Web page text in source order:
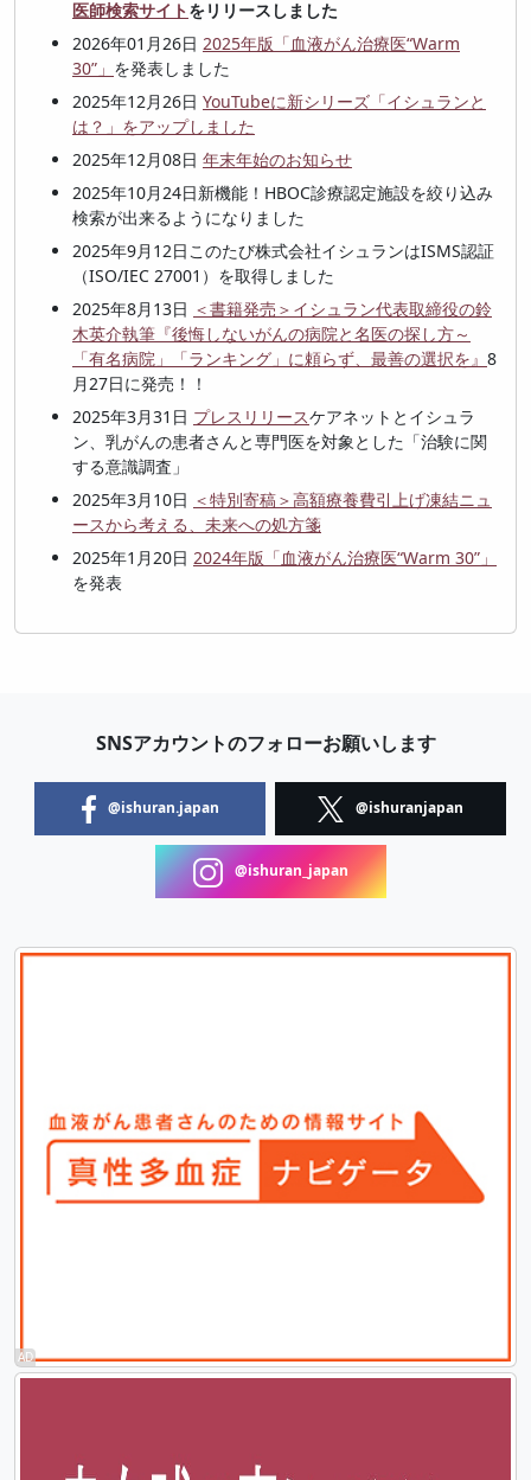
医師検索サイトをリリースしました
2026年01月26日 2025年版「血液がん治療医“Warm
30”」 を発表しました
2025年12月26日 YouTubeに新シリーズ「イシュランと
は？」をアップしました
2025年12月08日 年末年始のお知らせ
2025年10月24日新機能！HBOC診療認定施設を絞り込み
検索が出来るようになりました
2025年9月12日このたび株式会社イシュランはISMS認証
（ISO/IEC 27001）を取得しました
2025年8月13日 ＜書籍発売＞イシュラン代表取締役の鈴
木英介執筆『後悔しないがんの病院と名医の探し方～
「有名病院」「ランキング」に頼らず、最善の選択を』 8
月27日に発売！！
2025年3月31日 プレスリリースケアネットとイシュラ
ン、乳がんの患者さんと専門医を対象とした「治験に関
する意識調査」
2025年3月10日 ＜特別寄稿＞高額療養費引上げ凍結ニュ
ースから考える、未来への処方箋
2025年1月20日 2024年版「血液がん治療医“Warm 30”」
を発表
SNSアカウントのフォローお願いします
@ishuran.japan @ishuranjapan
@ishuran_japan